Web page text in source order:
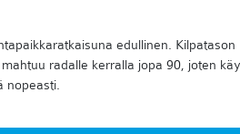
edullinen.
radalle kerralla jopa 90, joten
nopeasti.